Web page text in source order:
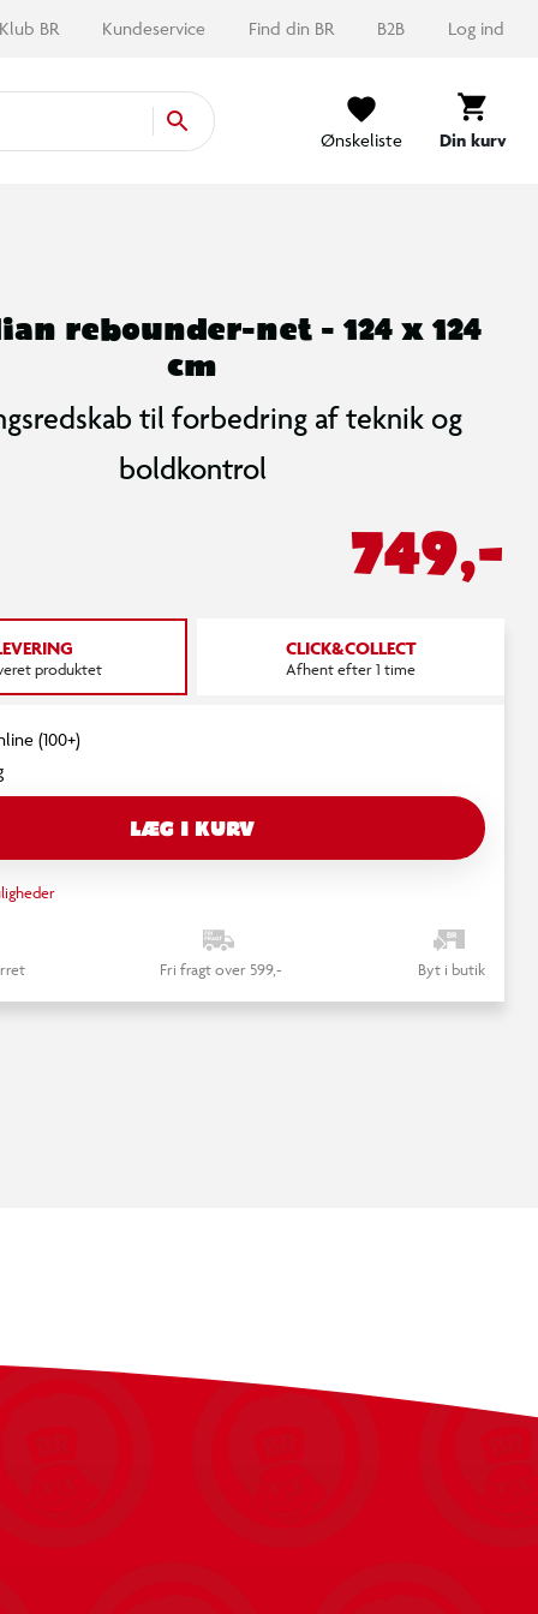
Klub BR Kundeservice Find din BR B2B Log ind
Ønskeliste Din kurv
rebounder-net - 124 x 124
cm
til forbedring af teknik og
boldkontrol
749,-
produktet
CLICK&COLLECT
Afhent efter 1 time
(100+)
LÆG I KURV
Fri fragt over 599,- Byt i butik